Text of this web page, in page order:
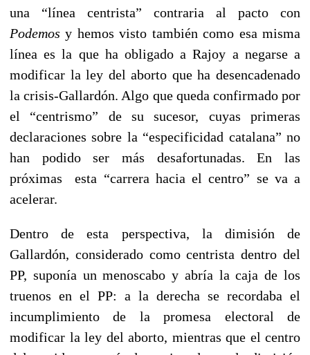
una “línea centrista” contraria al pacto con
Podemos y hemos visto también como esa misma
línea es la que ha obligado a Rajoy a negarse a
modificar la ley del aborto que ha desencadenado
la crisis-Gallardón. Algo que queda confirmado por
el “centrismo” de su sucesor, cuyas primeras
declaraciones sobre la “especificidad catalana” no
han podido ser más desafortunadas. En las
próximas esta “carrera hacia el centro” se va a
acelerar.
Dentro de esta perspectiva, la dimisión de
Gallardón, considerado como centrista dentro del
PP, suponía un menoscabo y abría la caja de los
truenos en el PP: a la derecha se recordaba el
incumplimiento de la promesa electoral de
modificar la ley del aborto, mientras que el centro